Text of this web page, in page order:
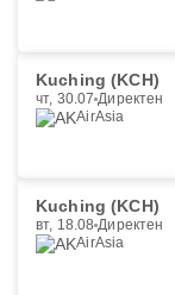
Kuching (KCH)
чт, 30.07 Директен
AirAsia
Kuching (KCH)
вт, 18.08 Директен
AirAsia